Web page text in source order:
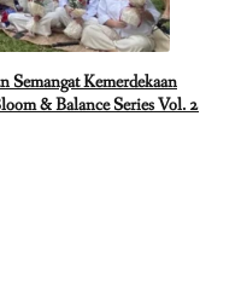
Semangat Kemerdekaan
& Balance Series Vol. 2